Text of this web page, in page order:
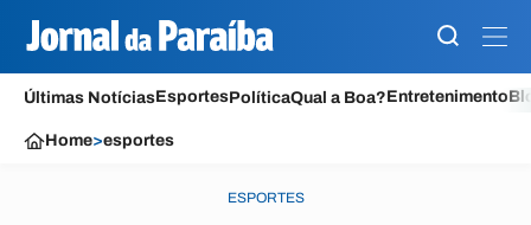
Últimas NotíciasEsportesPolíticaQual a Boa?Entretenimento
Home>esportes
ESPORTES